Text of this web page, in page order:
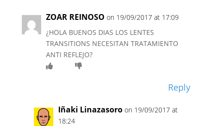
ZOAR REINOSO on 19/09/2017 at 17:09
¿HOLA BUENOS DIAS LOS LENTES
TRANSITIONS NECESITAN TRATAMIENTO
ANTI REFLEJO?
Reply
Iñaki Linazasoro on 19/09/2017 at
18:24